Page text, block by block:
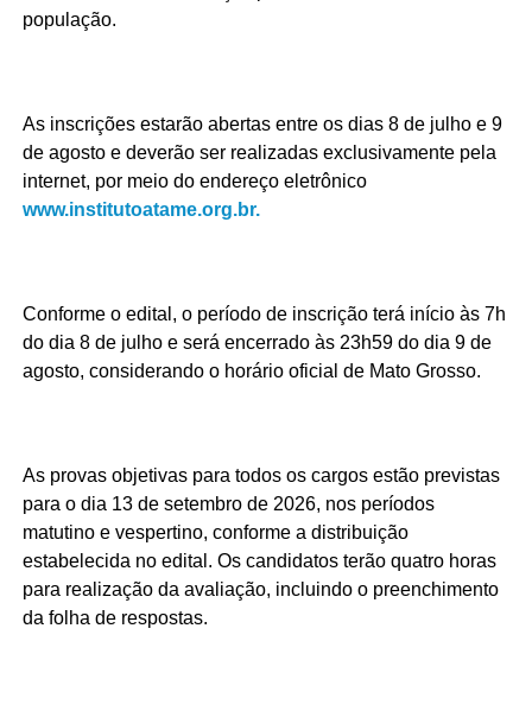
população.
As inscrições estarão abertas entre os dias 8 de julho e 9
de agosto e deverão ser realizadas exclusivamente pela
internet, por meio do endereço eletrônico
www.institutoatame.org.br.
Conforme o edital, o período de inscrição terá início às 7h
do dia 8 de julho e será encerrado às 23h59 do dia 9 de
agosto, considerando o horário oficial de Mato Grosso.
As provas objetivas para todos os cargos estão previstas
para o dia 13 de setembro de 2026, nos períodos
matutino e vespertino, conforme a distribuição
estabelecida no edital. Os candidatos terão quatro horas
para realização da avaliação, incluindo o preenchimento
da folha de respostas.